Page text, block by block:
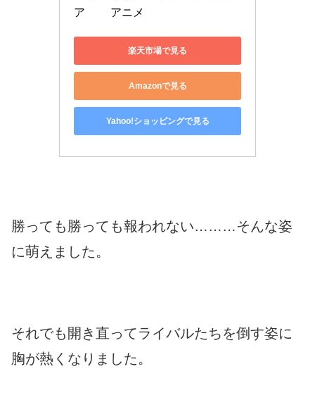
ア 　　アニメ
楽天市場で見る
Amazonで見る
Yahoo!ショッピングで見る
勝っても勝っても報われない………そんな姿
に萌えました。
それでも開き直ってライバルたちを倒す姿に
胸が熱くなりました。